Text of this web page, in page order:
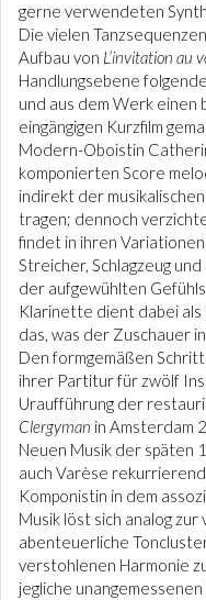
gerne verwendeten
Die vielen
Aufbau von L’invitation au
Handlungsebene
und aus dem Werk
eingängigen Kurzfilm
Modern-Oboistin
komponierten Score
indirekt der
tragen; dennoch
findet in ihren
Streicher, Schlagzeug
der aufgewühlten
Klarinette dient dabei als
das, was der Zuschauer
Den formgemäßen
ihrer Partitur für zwölf
Uraufführung der
Clergyman in Amsterdam
Neuen Musik der späten
auch Varèse
Komponistin in dem
Musik löst sich analog
abenteuerliche
verstohlenen Harmonie
jegliche